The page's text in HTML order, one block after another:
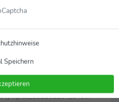
der Special Olympics
Speichern